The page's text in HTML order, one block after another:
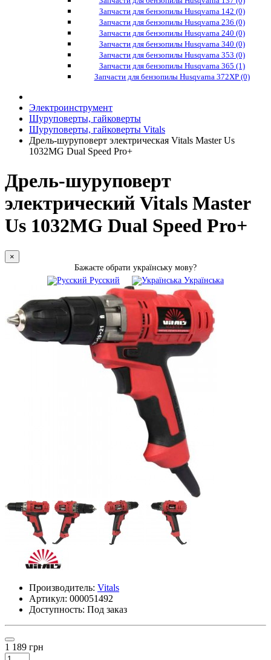
Запчасти для бензопилы Husqvarna 142 (0)
Запчасти для бензопилы Husqvarna 236 (0)
Запчасти для бензопилы Husqvarna 240 (0)
Запчасти для бензопилы Husqvarna 340 (0)
Запчасти для бензопилы Husqvarna 353 (0)
Запчасти для бензопилы Husqvarna 365 (1)
Запчасти для бензопилы Husqvarna 372XP (0)
Электроинструмент
Шуруповерты, гайковерты
Шуруповерты, гайковерты Vitals
Дрель-шуруповерт электрическая Vitals Master Us
1032MG Dual Speed Pro+
Дрель-шуруповерт
электрический Vitals Master
Us 1032MG Dual Speed Pro+
×
Бажаєте обрати українську мову?
Русский
Українська
Производитель: Vitals
Артикул: 000051492
Доступность: Под заказ
1 189 грн